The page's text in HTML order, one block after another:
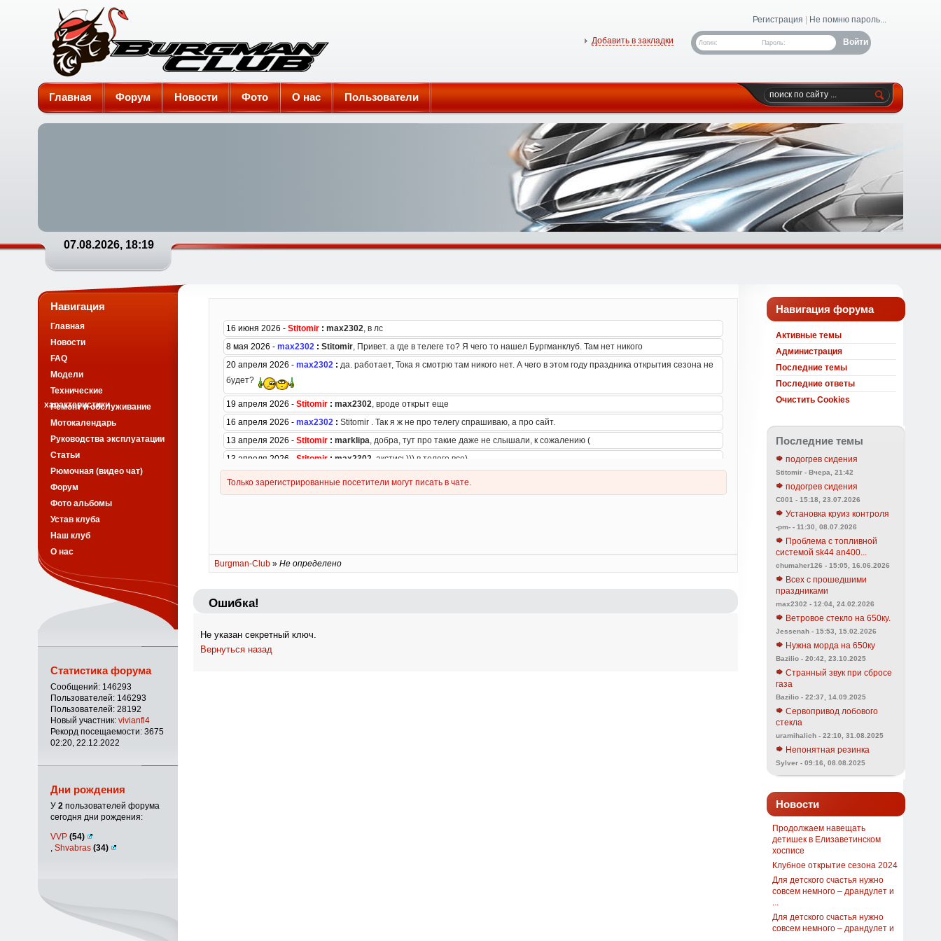
Burgman-Club
Регистрация Не помню пароль...
Логин: Пароль:
Добавить в закладки
Главная Форум Новости Фото О нас Пользователи
07.08.2026, 18:19
Burgman-Club» Не определено
Ошибка!
Не указан секретный ключ.
Вернуться назад
Навигация форума
Активные темы
Администрация
Последние темы
Последние ответы
Очистить Cookies
Последние темы
подогрев сидения
Stitomir - Вчера, 21:42
подогрев сидения
C001 - 15:18, 23.07.2026
Установка круиз контроля
-pm- - 11:30, 08.07.2026
Проблема с топливной
системой sk44 an400...
chumaher126 - 15:05, 16.06.2026
Всех с прошедшими
праздниками
max2302 - 12:04, 24.02.2026
Ветровое стекло на 650ку.
Jessenah - 15:53, 15.02.2026
Нужна морда на 650ку
Bazilio - 20:42, 23.10.2025
Странный звук при сбросе
газа
Bazilio - 22:37, 14.09.2025
Сервопривод лобового
стекла
uramihalich - 22:10, 31.08.2025
Непонятная резинка
Sylver - 09:16, 08.08.2025
Новости
Продолжаем навещать
детишек в Елизаветинском
хосписе
Клубное открытие сезона 2024
Для детского счастья нужно
совсем немного – драндулет и
Для детского счастья нужно
совсем немного – драндулет и
Навигация
Главная
Новости
FAQ
Модели
Технические
характеристики
Ремонт и обслуживание
Мотокалендарь
Руководства эксплуатации
Статьи
Рюмочная (видео чат)
Форум
Фото альбомы
Устав клуба
Наш клуб
О нас
Статистика форума
Сообщений: 146293
Пользователей: 146293
Пользователей: 28192
Новый участник: vivianfl4
Рекорд посещаемости: 3675
02:20, 22.12.2022
Дни рождения
У 2пользователей форума
сегодня дни рождения:
VVP (54)
Shvabras (34)